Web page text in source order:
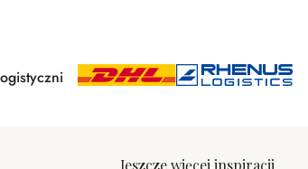
Jeszcze więcej inspiracji